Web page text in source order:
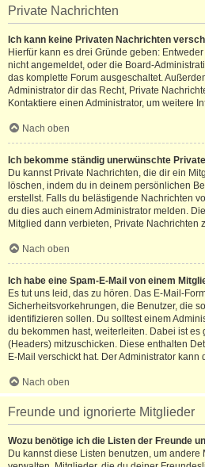
Private Nachrichten
Ich kann keine Privaten Nachrichten
Hierfür kann es drei Gründe geben:
nicht angemeldet, oder die Board-
das komplette Forum ausgeschaltet.
Administrator dir das Recht, Private
Kontaktiere einen Administrator, um weitere
Nach oben
Ich bekomme ständig unerwünschte
Du kannst Private Nachrichten, die dir ein
löschen, indem du in deinem persönlichen
erstellst. Falls du belästigende Nachrichten
du dies auch einem Administrator melden.
Mitglied dann verbieten, Private Nachrichten
Nach oben
Ich habe eine Spam-E-Mail von einem
Es tut uns leid, das zu hören. Das E-Mail-
Sicherheitsvorkehrungen, die Benutzer, die
identifizieren sollen. Du solltest einem
du bekommen hast, weiterleiten. Dabei ist es
(Headers) mitzuschicken. Diese enthalten
E-Mail verschickt hat. Der Administrator
Nach oben
Freunde und ignorierte Mitglieder
Wozu benötige ich die Listen der Freunde
Du kannst diese Listen benutzen, um andere